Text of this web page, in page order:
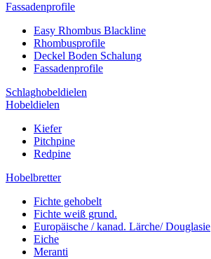
Fassadenprofile
Easy Rhombus Blackline
Rhombusprofile
Deckel Boden Schalung
Fassadenprofile
Schlaghobeldielen
Hobeldielen
Kiefer
Pitchpine
Redpine
Hobelbretter
Fichte gehobelt
Fichte weiß grund.
Europäische / kanad. Lärche/ Douglasie
Eiche
Meranti